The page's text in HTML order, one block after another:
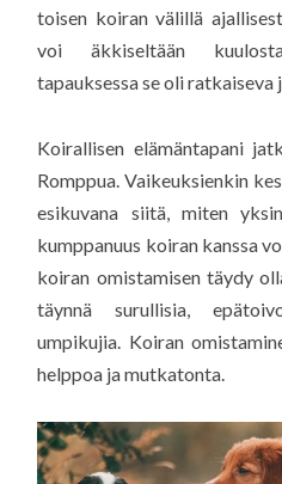
toisen koiran välillä
voi äkkiseltään
tapauksessa se oli ratkaiseva
Koirallisen elämäntapani
Romppua. Vaikeuksienkin
esikuvana siitä, miten
kumppanuus koiran kanssa
koiran omistamisen täydy
täynnä surullisia,
umpikujia. Koiran
helppoa ja mutkatonta.